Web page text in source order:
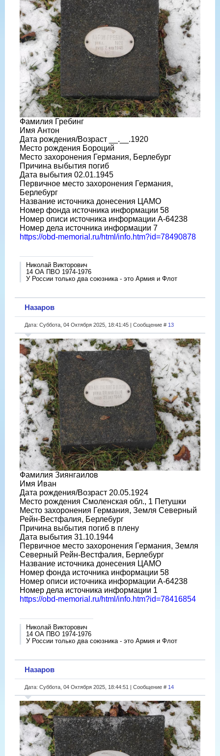
Фамилия Гребинг
Имя Антон
Дата рождения/Возраст __.__.1920
Место рождения Бороций
Место захоронения Германия, Берлебург
Причина выбытия погиб
Дата выбытия 02.01.1945
Первичное место захоронения Германия,
Берлебург
Название источника донесения ЦАМО
Номер фонда источника информации 58
Номер описи источника информации A-64238
Номер дела источника информации 7
https://obd-memorial.ru/html/info.htm?id=78490878
Николай Викторович
14 ОА ПВО 1974-1976
У России только два союзника - это Армия и Флот
Назаров
Дата: Суббота, 04 Октября 2025, 18:41:45 | Сообщение # 13
Фамилия Зиянгаилов
Имя Иван
Дата рождения/Возраст 20.05.1924
Место рождения Смоленская обл., 1 Петушки
Место захоронения Германия, Земля Северный
Рейн-Вестфалия, Берлебург
Причина выбытия погиб в плену
Дата выбытия 31.10.1944
Первичное место захоронения Германия, Земля
Северный Рейн-Вестфалия, Берлебург
Название источника донесения ЦАМО
Номер фонда источника информации 58
Номер описи источника информации A-64238
Номер дела источника информации 1
https://obd-memorial.ru/html/info.htm?id=78416854
Николай Викторович
14 ОА ПВО 1974-1976
У России только два союзника - это Армия и Флот
Назаров
Дата: Суббота, 04 Октября 2025, 18:44:51 | Сообщение # 14